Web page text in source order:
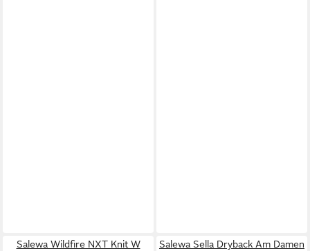
Salewa Wildfire NXT Knit W
Salewa Sella Dryback Am Damen